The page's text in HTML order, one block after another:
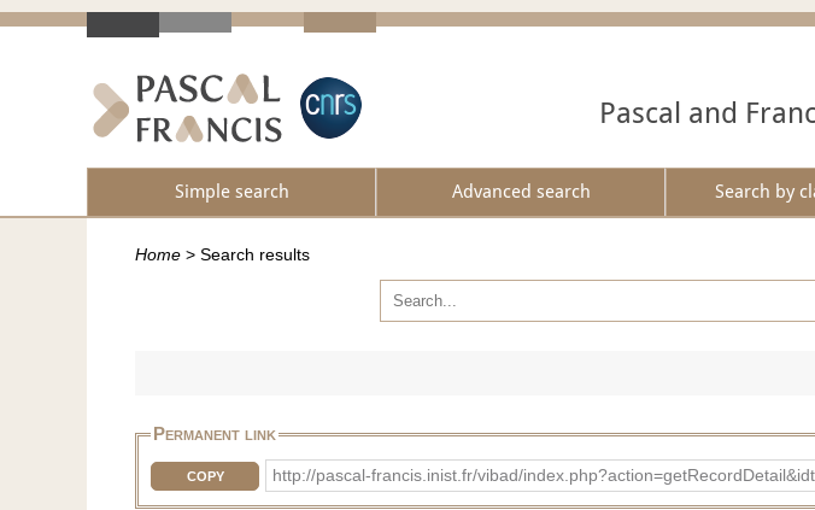
Pascal and
Simple search Advanced search Search by
Home > Search results
Permanent link
COPY http://pascal-francis.inist.fr/vibad/